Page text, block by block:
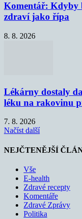
Komentář: Kdyby
zdraví jako řípa
8. 8. 2026
Lékárny dostaly
léku na rakovinu
7. 8. 2026
Načíst další
NEJČTENĚJŠÍ
Vše
E-health
Zdravé recepty
Komentáře
Zdravé Zprávy
Politika